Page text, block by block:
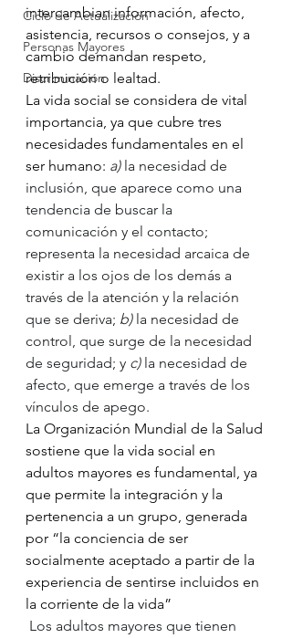
Ciclo de Actualización
Personas Mayores
Discriminación
intercambian información, afecto,
asistencia, recursos o consejos, y a
cambio demandan respeto,
retribución o lealtad.
La vida social se considera de vital
importancia, ya que cubre tres
necesidades fundamentales en el
ser humano: a) la necesidad de
inclusión, que aparece como una
tendencia de buscar la
comunicación y el contacto;
representa la necesidad arcaica de
existir a los ojos de los demás a
través de la atención y la relación
que se deriva; b) la necesidad de
control, que surge de la necesidad
de seguridad; y c) la necesidad de
afecto, que emerge a través de los
vínculos de apego.
La Organización Mundial de la Salud
sostiene que la vida social en
adultos mayores es fundamental, ya
que permite la integración y la
pertenencia a un grupo, generada
por “la conciencia de ser
socialmente aceptado a partir de la
experiencia de sentirse incluidos en
la corriente de la vida”
Los adultos mayores que tienen